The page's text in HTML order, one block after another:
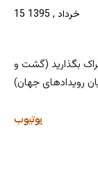
15 خرداد , 1395
بگذارید (گشت و
یوتیوب